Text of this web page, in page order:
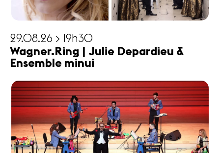
29.08.26 > 19h30
Wagner.Ring | Julie Depardieu &
Ensemble minui